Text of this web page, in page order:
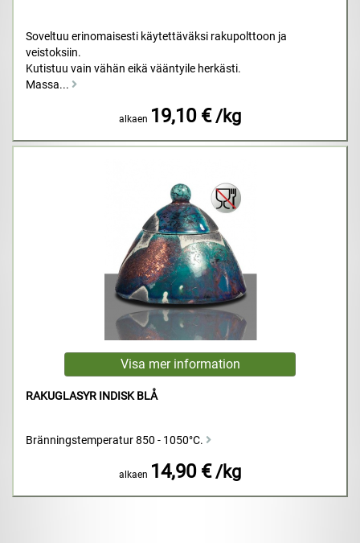
Soveltuu erinomaisesti käytettäväksi rakupolttoon ja
veistoksiin.
Kutistuu vain vähän eikä vääntyile herkästi.
Massa...
alkaen 19,10 € /kg
RAKUGLASYR INDISK BLÅ
Bränningstemperatur 850 - 1050°C.
alkaen 14,90 € /kg